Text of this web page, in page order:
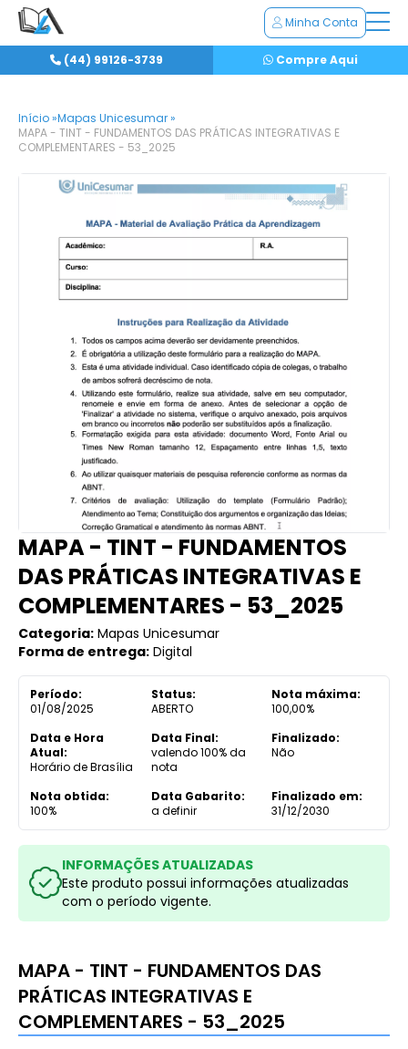
Minha Conta
(44) 99126-3739 Compre Aqui
Início »Mapas Unicesumar »
MAPA - TINT - FUNDAMENTOS DAS PRÁTICAS INTEGRATIVAS E
COMPLEMENTARES - 53_2025
MAPA - TINT - FUNDAMENTOS
DAS PRÁTICAS INTEGRATIVAS E
COMPLEMENTARES - 53_2025
Categoria: Mapas Unicesumar
Forma de entrega: Digital
Período:
01/08/2025
Status:
ABERTO
Nota máxima:
100,00%
Data e Hora
Atual:
Horário de Brasília
Data Final:
valendo 100% da
nota
Finalizado:
Não
Nota obtida:
100%
Data Gabarito:
a definir
Finalizado em:
31/12/2030
INFORMAÇÕES ATUALIZADAS
Este produto possui informações atualizadas
com o período vigente.
MAPA - TINT - FUNDAMENTOS DAS
PRÁTICAS INTEGRATIVAS E
COMPLEMENTARES - 53_2025